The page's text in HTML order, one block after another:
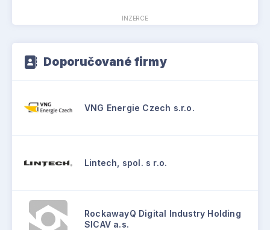
INZERCE
Doporučované firmy
VNG Energie Czech s.r.o.
Lintech, spol. s r.o.
RockawayQ Digital Industry Holding
SICAV a.s.